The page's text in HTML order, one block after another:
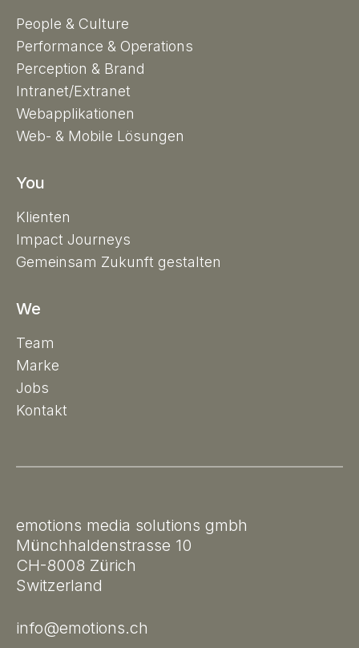
People & Culture
Performance & Operations
Perception & Brand
Intranet/Extranet
Webapplikationen
Web- & Mobile Lösungen
You
Klienten
Impact Journeys
Gemeinsam Zukunft gestalten
We
Team
Marke
Jobs
Kontakt
emotions media solutions gmbh
Münchhaldenstrasse 10
CH-8008 Zürich
Switzerland
info@emotions.ch